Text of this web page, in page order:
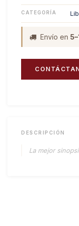
CATEGORÍA
Envío en
DESCRIPCIÓN
La mejor